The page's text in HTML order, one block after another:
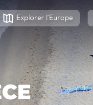
Explorer l'Europe